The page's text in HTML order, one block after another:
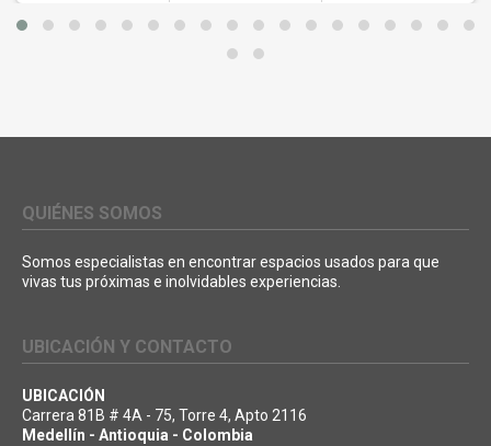
QUIÉNES SOMOS
Somos especialistas en encontrar espacios usados para que
vivas tus próximas e inolvidables experiencias.
UBICACIÓN Y CONTACTO
UBICACIÓN
Carrera 81B # 4A - 75, Torre 4, Apto 2116
Medellín - Antioquia - Colombia